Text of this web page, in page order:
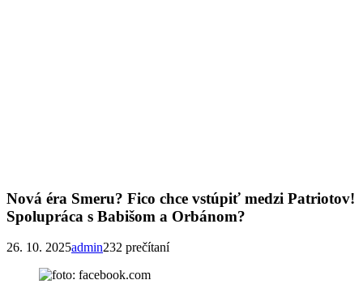
Nová éra Smeru? Fico chce vstúpiť medzi Patriotov!
Spolupráca s Babišom a Orbánom?
26. 10. 2025admin232 prečítaní